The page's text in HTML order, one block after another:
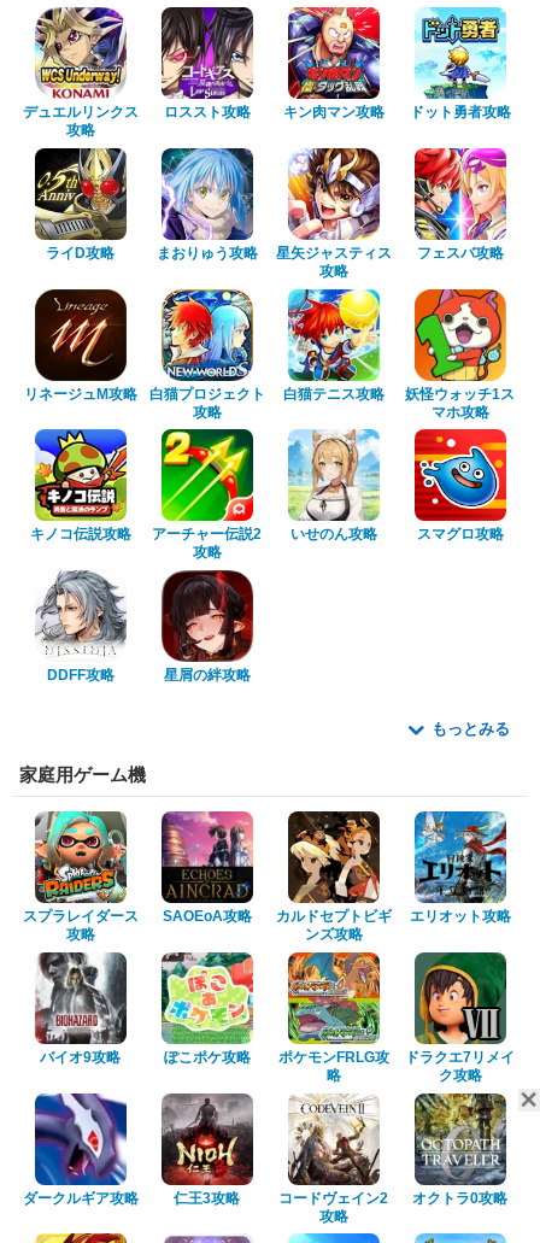
デュエルリンクス
攻略
ロススト攻略 キン肉マン攻略 ドット勇者攻略
ライD攻略 まおりゅう攻略
星矢ジャスティス
攻略
フェスバ攻略
リネージュM攻略
白猫プロジェクト
攻略
白猫テニス攻略
妖怪ウォッチ1ス
マホ攻略
キノコ伝説攻略
アーチャー伝説2
攻略
いせのん攻略 スマグロ攻略
DDFF攻略 星屑の絆攻略
もっとみる
家庭用ゲーム機
スプラレイダース
攻略
SAOEoA攻略
カルドセプトビギ
ンズ攻略
エリオット攻略
バイオ9攻略 ぽこポケ攻略
ポケモンFRLG攻
略
ドラクエ7リメイ
ク攻略
ダークルギア攻略 仁王3攻略
コードヴェイン2
攻略
オクトラ0攻略